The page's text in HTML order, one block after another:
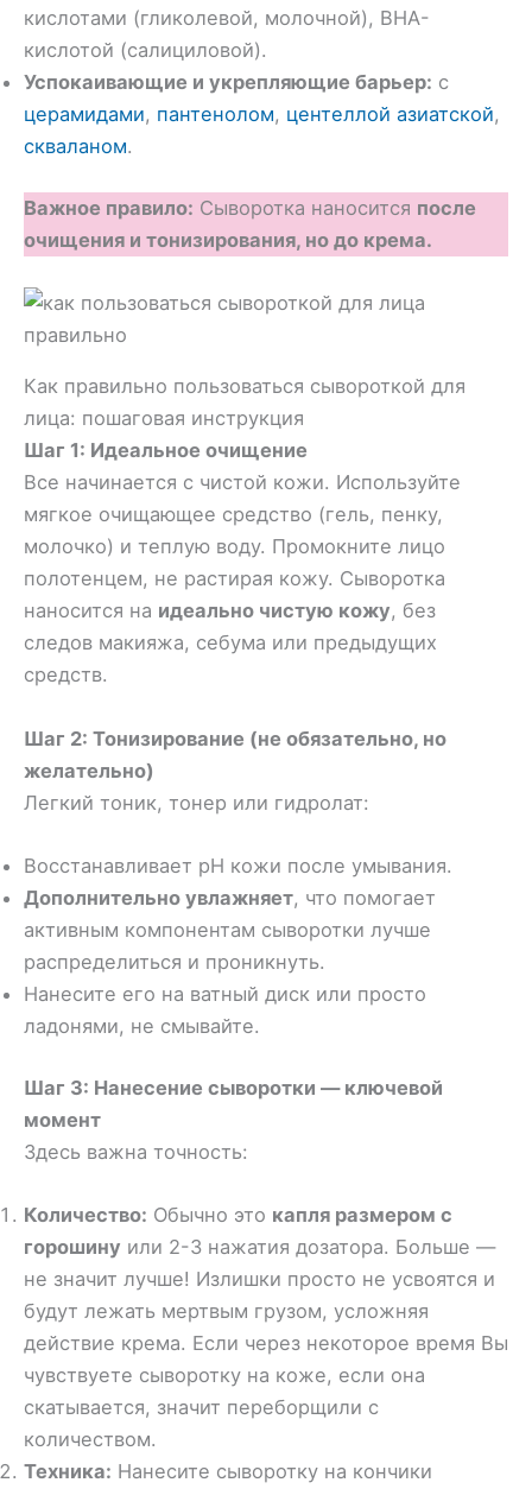
кислотами (гликолевой, молочной), BHA-
кислотой (салициловой).
Успокаивающие и укрепляющие барьер: с
церамидами, пантенолом, центеллой азиатской,
скваланом.
Важное правило: Сыворотка наносится после
очищения и тонизирования, но до крема.
Как правильно пользоваться сывороткой для
лица: пошаговая инструкция
Шаг 1: Идеальное очищение
Все начинается с чистой кожи. Используйте
мягкое очищающее средство (гель, пенку,
молочко) и теплую воду. Промокните лицо
полотенцем, не растирая кожу. Сыворотка
наносится на идеально чистую кожу, без
следов макияжа, себума или предыдущих
средств.
Шаг 2: Тонизирование (не обязательно, но
желательно)
Легкий тоник, тонер или гидролат:
Восстанавливает pH кожи после умывания.
Дополнительно увлажняет, что помогает
активным компонентам сыворотки лучше
распределиться и проникнуть.
Нанесите его на ватный диск или просто
ладонями, не смывайте.
Шаг 3: Нанесение сыворотки — ключевой
момент
Здесь важна точность:
Количество: Обычно это капля размером с
горошину или 2-3 нажатия дозатора. Больше —
не значит лучше! Излишки просто не усвоятся и
будут лежать мертвым грузом, усложняя
действие крема. Если через некоторое время Вы
чувствуете сыворотку на коже, если она
скатывается, значит переборщили с
количеством.
Техника: Нанесите сыворотку на кончики